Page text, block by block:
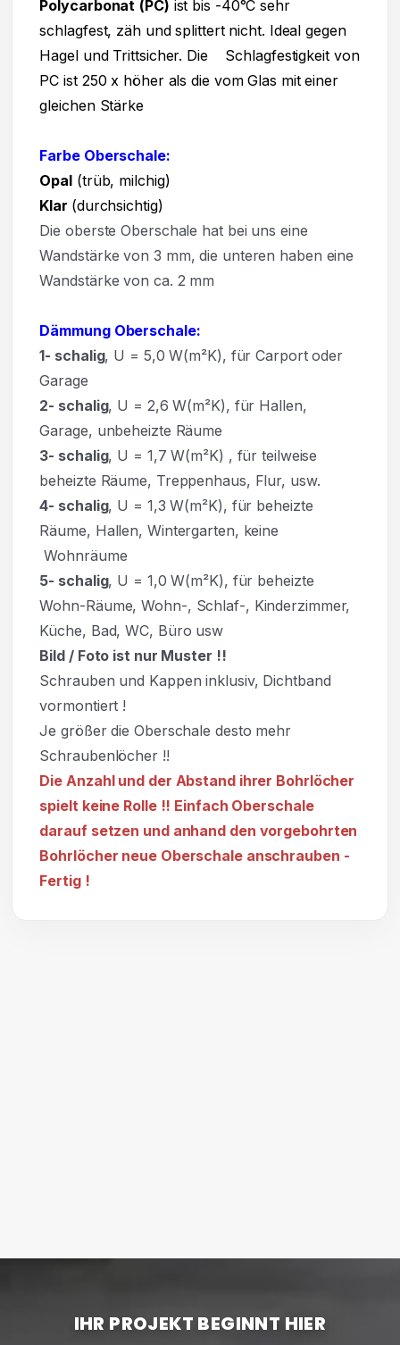
Polycarbonat (PC) ist bis -40°C sehr
schlagfest, zäh und splittert nicht. Ideal gegen
Hagel und Trittsicher. Die Schlagfestigkeit von
PC ist 250 x höher als die vom Glas mit einer
gleichen Stärke
Farbe Oberschale:
Opal (trüb, milchig)
Klar (durchsichtig)
Die oberste Oberschale hat bei uns eine
Wandstärke von 3 mm, die unteren haben eine
Wandstärke von ca. 2 mm
Dämmung Oberschale:
1- schalig, U = 5,0 W(m²K), für Carport oder
Garage
2- schalig, U = 2,6 W(m²K), für Hallen,
Garage, unbeheizte Räume
3- schalig, U = 1,7 W(m²K) , für teilweise
beheizte Räume, Treppenhaus, Flur, usw.
4- schalig, U = 1,3 W(m²K), für beheizte
Räume, Hallen, Wintergarten, keine
Wohnräume
5- schalig, U = 1,0 W(m²K), für beheizte
Wohn-Räume, Wohn-, Schlaf-, Kinderzimmer,
Küche, Bad, WC, Büro usw
Bild / Foto ist nur Muster !!
Schrauben und Kappen inklusiv, Dichtband
vormontiert !
Je größer die Oberschale desto mehr
Schraubenlöcher !!
Die Anzahl und der Abstand ihrer Bohrlöcher
spielt keine Rolle !! Einfach Oberschale
darauf setzen und anhand den vorgebohrten
Bohrlöcher neue Oberschale anschrauben -
Fertig !
IHR PROJEKT BEGINNT HIER